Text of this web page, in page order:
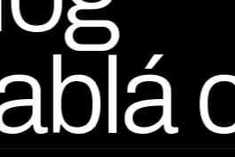
Co-Founder & CEO